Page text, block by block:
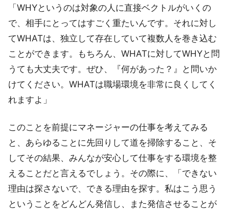
「WHYというのは対象の人に直接ベクトルがいくの
で、相手にとってはすごく重たいんです。それに対し
てWHATは、独立して存在していて複数人を巻き込む
ことができます。もちろん、WHATに対してWHYと問
うても大丈夫です。ぜひ、『何があった？』と問いか
けてください。WHATは職場環境を非常に良くしてく
れますよ」
このことを前提にマネージャーの仕事を考えてみる
と、あらゆることに先回りして道を掃除すること、そ
してその結果、みんなが安心して仕事をする環境を整
えることだと言えるでしょう。その際に、「できない
理由は探さないで、できる理由を探す。私はこう思う
ということをどんどん発信し、また発信させることが